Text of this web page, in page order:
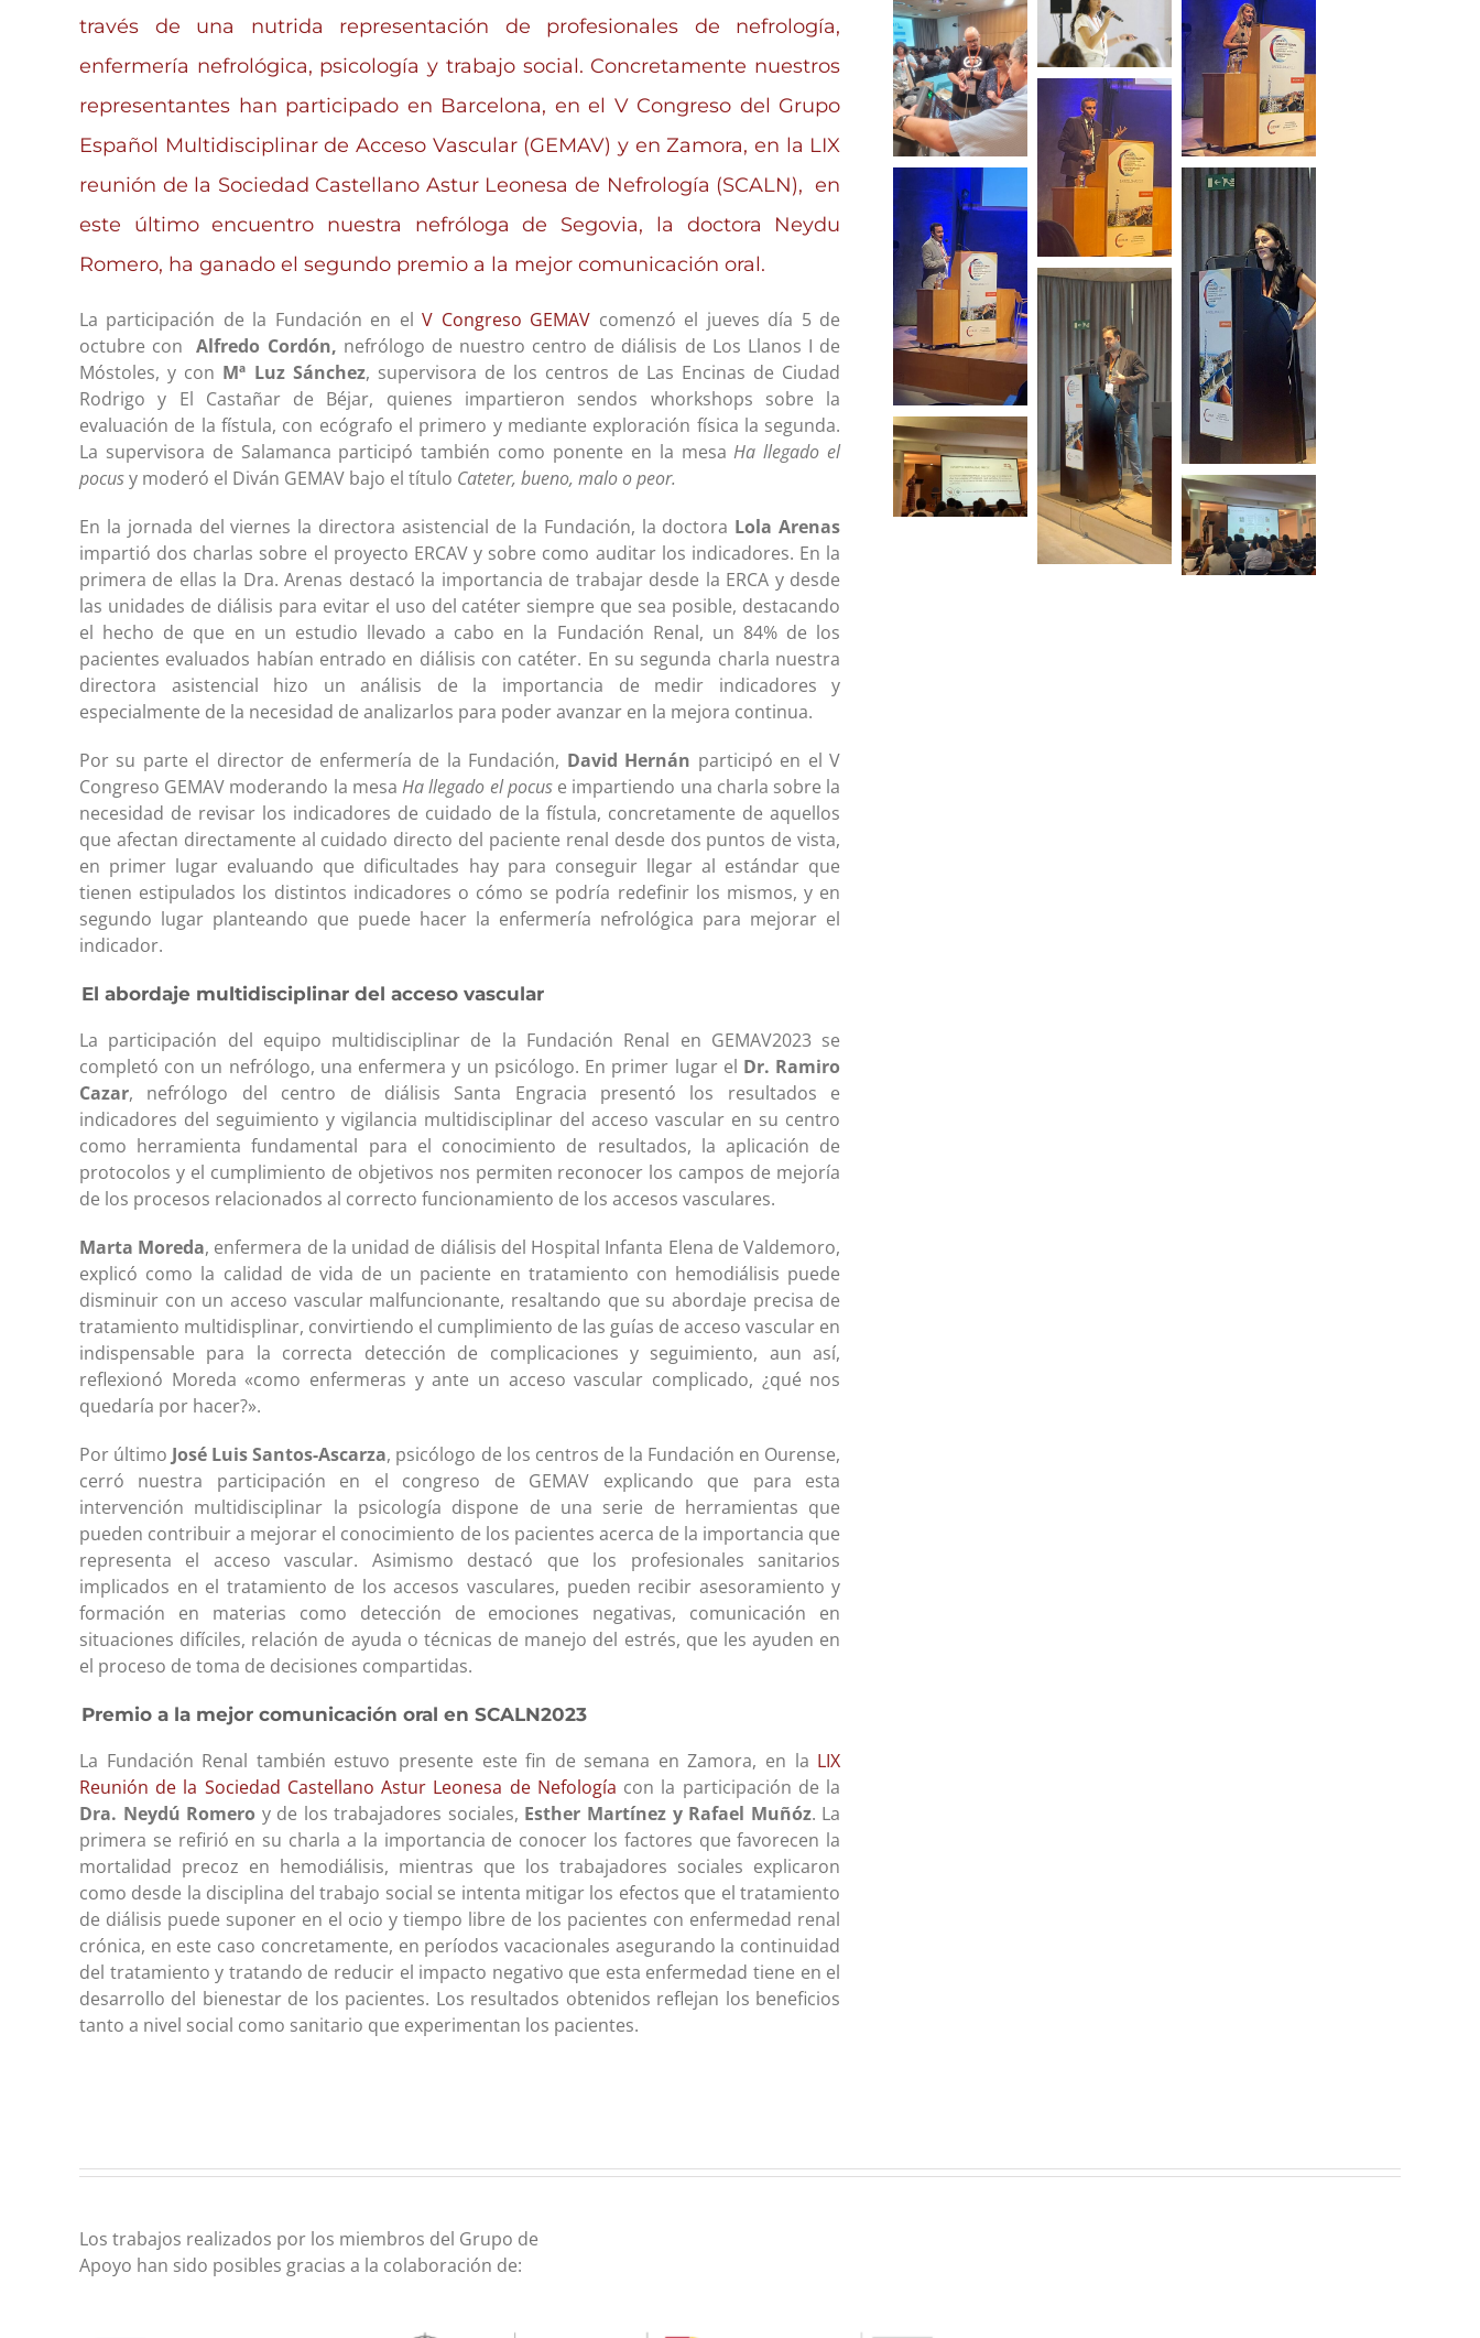
través de una nutrida representación de profesionales de nefrología,
enfermería nefrológica, psicología y trabajo social. Concretamente nuestros
representantes han participado en Barcelona, en el V Congreso del Grupo
Español Multidisciplinar de Acceso Vascular (GEMAV) y en Zamora, en la LIX
reunión de la Sociedad Castellano Astur Leonesa de Nefrología (SCALN), en
este último encuentro nuestra nefróloga de Segovia, la doctora Neydu
Romero, ha ganado el segundo premio a la mejor comunicación oral.
La participación de la Fundación en elV Congreso GEMAV comenzó el jueves día 5 de
octubre conAlfredo Cordón, nefrólogo de nuestro centro de diálisis de Los Llanos I de
Móstoles, y con Mª Luz Sánchez, supervisora de los centros de Las Encinas de Ciudad
Rodrigo y El Castañar de Béjar, quienes impartieron sendos whorkshops sobre la
evaluación de la fístula, con ecógrafo el primero y mediante exploración física la segunda.
La supervisora de Salamanca participó también como ponente en la mesaHa llegado el
pocusy moderó el Diván GEMAV bajo el título Cateter, bueno, malo o peor.
En la jornada del viernes la directora asistencial de la Fundación, la doctora Lola Arenas
impartió dos charlas sobre el proyecto ERCAV y sobre como auditar los indicadores. En la
primera de ellas la Dra. Arenas destacó la importancia de trabajar desde la ERCA y desde
las unidades de diálisis para evitar el uso del catéter siempre que sea posible, destacando
el hecho de que en un estudio llevado a cabo en la Fundación Renal, un 84% de los
pacientes evaluados habían entrado en diálisis con catéter. En su segunda charla nuestra
directora asistencial hizo un análisis de la importancia de medir indicadores y
especialmente de la necesidad de analizarlos para poder avanzar en la mejora continua.
Por su parte el director de enfermería de la Fundación, David Hernán participó en el V
Congreso GEMAV moderando la mesaHa llegado el pocus e impartiendo una charla sobre la
necesidad de revisar los indicadores de cuidado de la fístula, concretamente de aquellos
que afectan directamente al cuidado directo del paciente renal desde dos puntos de vista,
en primer lugar evaluando que dificultades hay para conseguir llegar al estándar que
tienen estipulados los distintos indicadores o cómo se podría redefinir los mismos, y en
segundo lugar planteando que puede hacer la enfermería nefrológica para mejorar el
indicador.
El abordaje multidisciplinar del acceso vascular
La participación del equipo multidisciplinar de la Fundación Renal en GEMAV2023 se
completó con un nefrólogo, una enfermera y un psicólogo. En primer lugar el Dr. Ramiro
Cazar, nefrólogo del centro de diálisis Santa Engracia presentó los resultados e
indicadores del seguimiento y vigilancia multidisciplinar del acceso vascular en su centro
como herramienta fundamental para el conocimiento de resultados, la aplicación de
protocolos y el cumplimiento de objetivos nos permiten reconocer los campos de mejoría
de los procesos relacionados al correcto funcionamiento de los accesos vasculares.
Marta Moreda, enfermera de la unidad de diálisis del Hospital Infanta Elena de Valdemoro,
explicó como la calidad de vida de un paciente en tratamiento con hemodiálisis puede
disminuir con un acceso vascular malfuncionante, resaltando que su abordaje precisa de
tratamiento multidisplinar, convirtiendo el cumplimiento de las guías de acceso vascular en
indispensable para la correcta detección de complicaciones y seguimiento, aun así,
reflexionó Moreda «como enfermeras y ante un acceso vascular complicado, ¿qué nos
quedaría por hacer?».
Por último José Luis Santos-Ascarza, psicólogo de los centros de la Fundación en Ourense,
cerró nuestra participación en el congreso de GEMAV explicando que para esta
intervención multidisciplinar la psicología dispone de una serie de herramientas que
pueden contribuir a mejorar el conocimiento de los pacientes acerca de la importancia que
representa el acceso vascular. Asimismo destacó que los profesionales sanitarios
implicados en el tratamiento de los accesos vasculares, pueden recibir asesoramiento y
formación en materias como detección de emociones negativas, comunicación en
situaciones difíciles, relación de ayuda o técnicas de manejo del estrés, que les ayuden en
el proceso de toma de decisiones compartidas.
Premio a la mejor comunicación oral en SCALN2023
La Fundación Renal también estuvo presente este fin de semana en Zamora, en la LIX
Reunión de la Sociedad Castellano Astur Leonesa de Nefología con la participación de la
Dra. Neydú Romero y de los trabajadores sociales, Esther Martínez y Rafael Muñóz. La
primera se refirió en su charla a la importancia de conocer los factores que favorecen la
mortalidad precoz en hemodiálisis, mientras que los trabajadores sociales explicaron
como desde la disciplina del trabajo social se intenta mitigar los efectos que el tratamiento
de diálisis puede suponer en el ocio y tiempo libre de los pacientes con enfermedad renal
crónica, en este caso concretamente, en períodos vacacionales asegurando la continuidad
del tratamiento y tratando de reducir el impacto negativo que esta enfermedad tiene en el
desarrollo del bienestar de los pacientes. Los resultados obtenidos reflejan los beneficios
tanto a nivel social como sanitario que experimentan los pacientes.
Los trabajos realizados por los miembros del Grupo de
Apoyo han sido posibles gracias a la colaboración de: